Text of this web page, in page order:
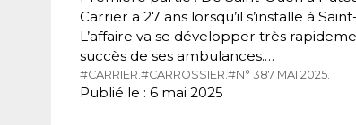
Carrier a 27 ans lorsqu’il s’installe à
L’affaire va se développer très
succès de ses ambulances.…
#CARRIER.#CARROSSIER.#N° 387 MAI 2025.
Publié le : 6 mai 2025